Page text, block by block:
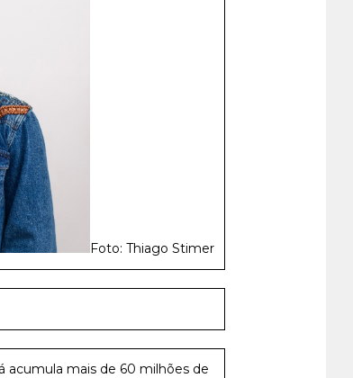
Foto: Thiago Stimer
acumula mais de 60 milhões de